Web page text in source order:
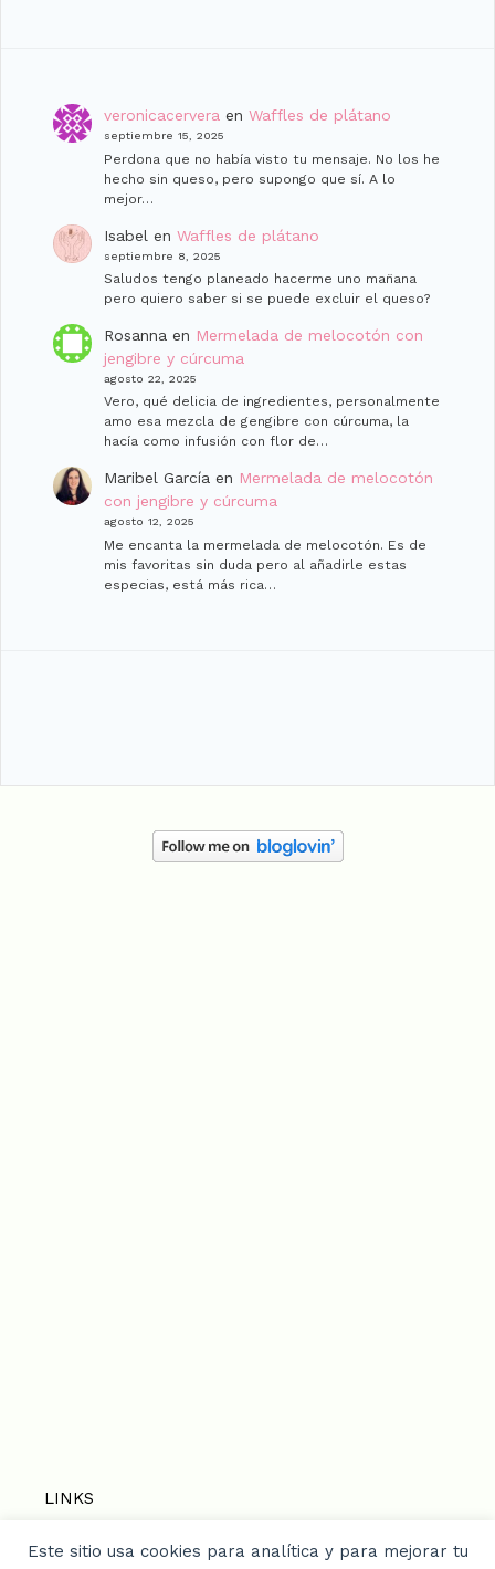
Este sitio usa cookies para analítica y para mejorar tu
veronicacervera en Waffles de plátano
septiembre 15, 2025
Perdona que no había visto tu mensaje. No los he
hecho sin queso, pero supongo que sí. A lo
mejor…
Isabel en Waffles de plátano
septiembre 8, 2025
Saludos tengo planeado hacerme uno man̈ana
pero quiero saber si se puede excluir el queso?
Rosanna en Mermelada de melocotón con
jengibre y cúrcuma
agosto 22, 2025
Vero, qué delicia de ingredientes, personalmente
amo esa mezcla de gengibre con cúrcuma, la
hacía como infusión con flor de…
Maribel Garcíaen Mermelada de melocotón
con jengibre y cúrcuma
agosto 12, 2025
Me encanta la mermelada de melocotón. Es de
mis favoritas sin duda pero al añadirle estas
especias, está más rica…
LINKS
Home